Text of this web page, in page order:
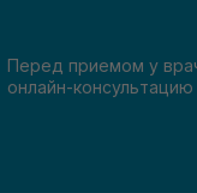
Перед приемом у
онлайн-